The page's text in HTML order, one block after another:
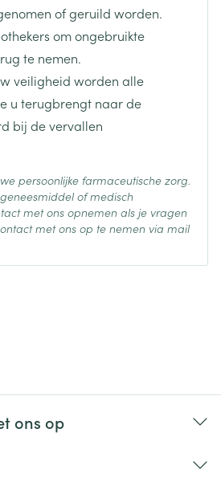
(15°C - 25°C)
of geruild worden.
om ongebruikte
te nemen.
veiligheid worden alle
u terugbrengt naar de
bij de vervallen
persoonlijke farmaceutische zorg.
of medisch
met ons opnemen als je vragen
met ons op te nemen via mail
ons op